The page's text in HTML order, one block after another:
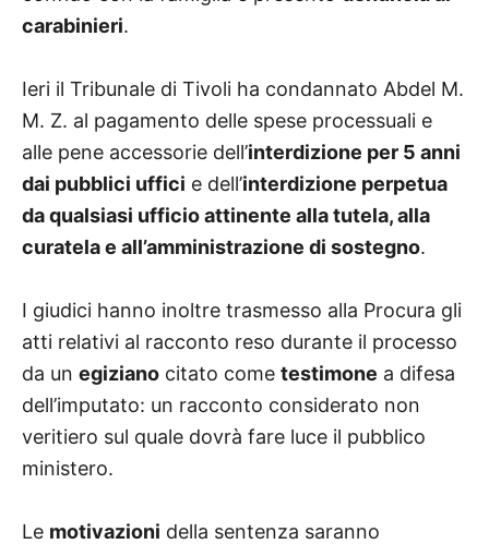
carabinieri.
Ieri il Tribunale di Tivoli ha condannato Abdel M.
M. Z. al pagamento delle spese processuali e
alle pene accessorie dell’interdizione per 5 anni
dai pubblici uffici e dell’interdizione perpetua
da qualsiasi ufficio attinente alla tutela, alla
curatela e all’amministrazione di sostegno.
I giudici hanno inoltre trasmesso alla Procura gli
atti relativi al racconto reso durante il processo
da un egiziano citato come testimone a difesa
dell’imputato: un racconto considerato non
veritiero sul quale dovrà fare luce il pubblico
ministero.
Le motivazioni della sentenza saranno